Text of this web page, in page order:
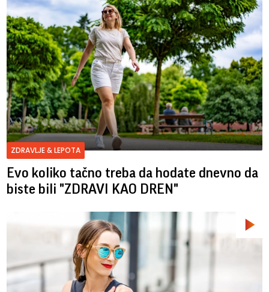
ZDRAVLJE & LEPOTA
Evo koliko tačno treba da hodate dnevno da
biste bili "ZDRAVI KAO DREN"